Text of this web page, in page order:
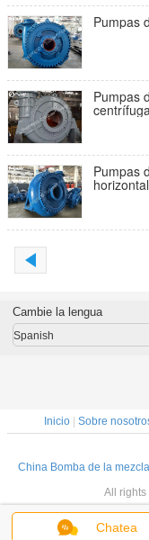
Pumpas
Pumpas
Pumpas
Chatea
Cambie la lengua
Spanish
Inicio| Sobre
China Bomba de la
All